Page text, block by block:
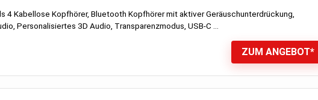
4 Kabellose Kopfhörer, Bluetooth Kopfhörer mit aktiver Geräuschunterdrückung,
Personalisiertes 3D Audio, Transparenzmodus, USB-C ...
ZUM ANGEBOT*